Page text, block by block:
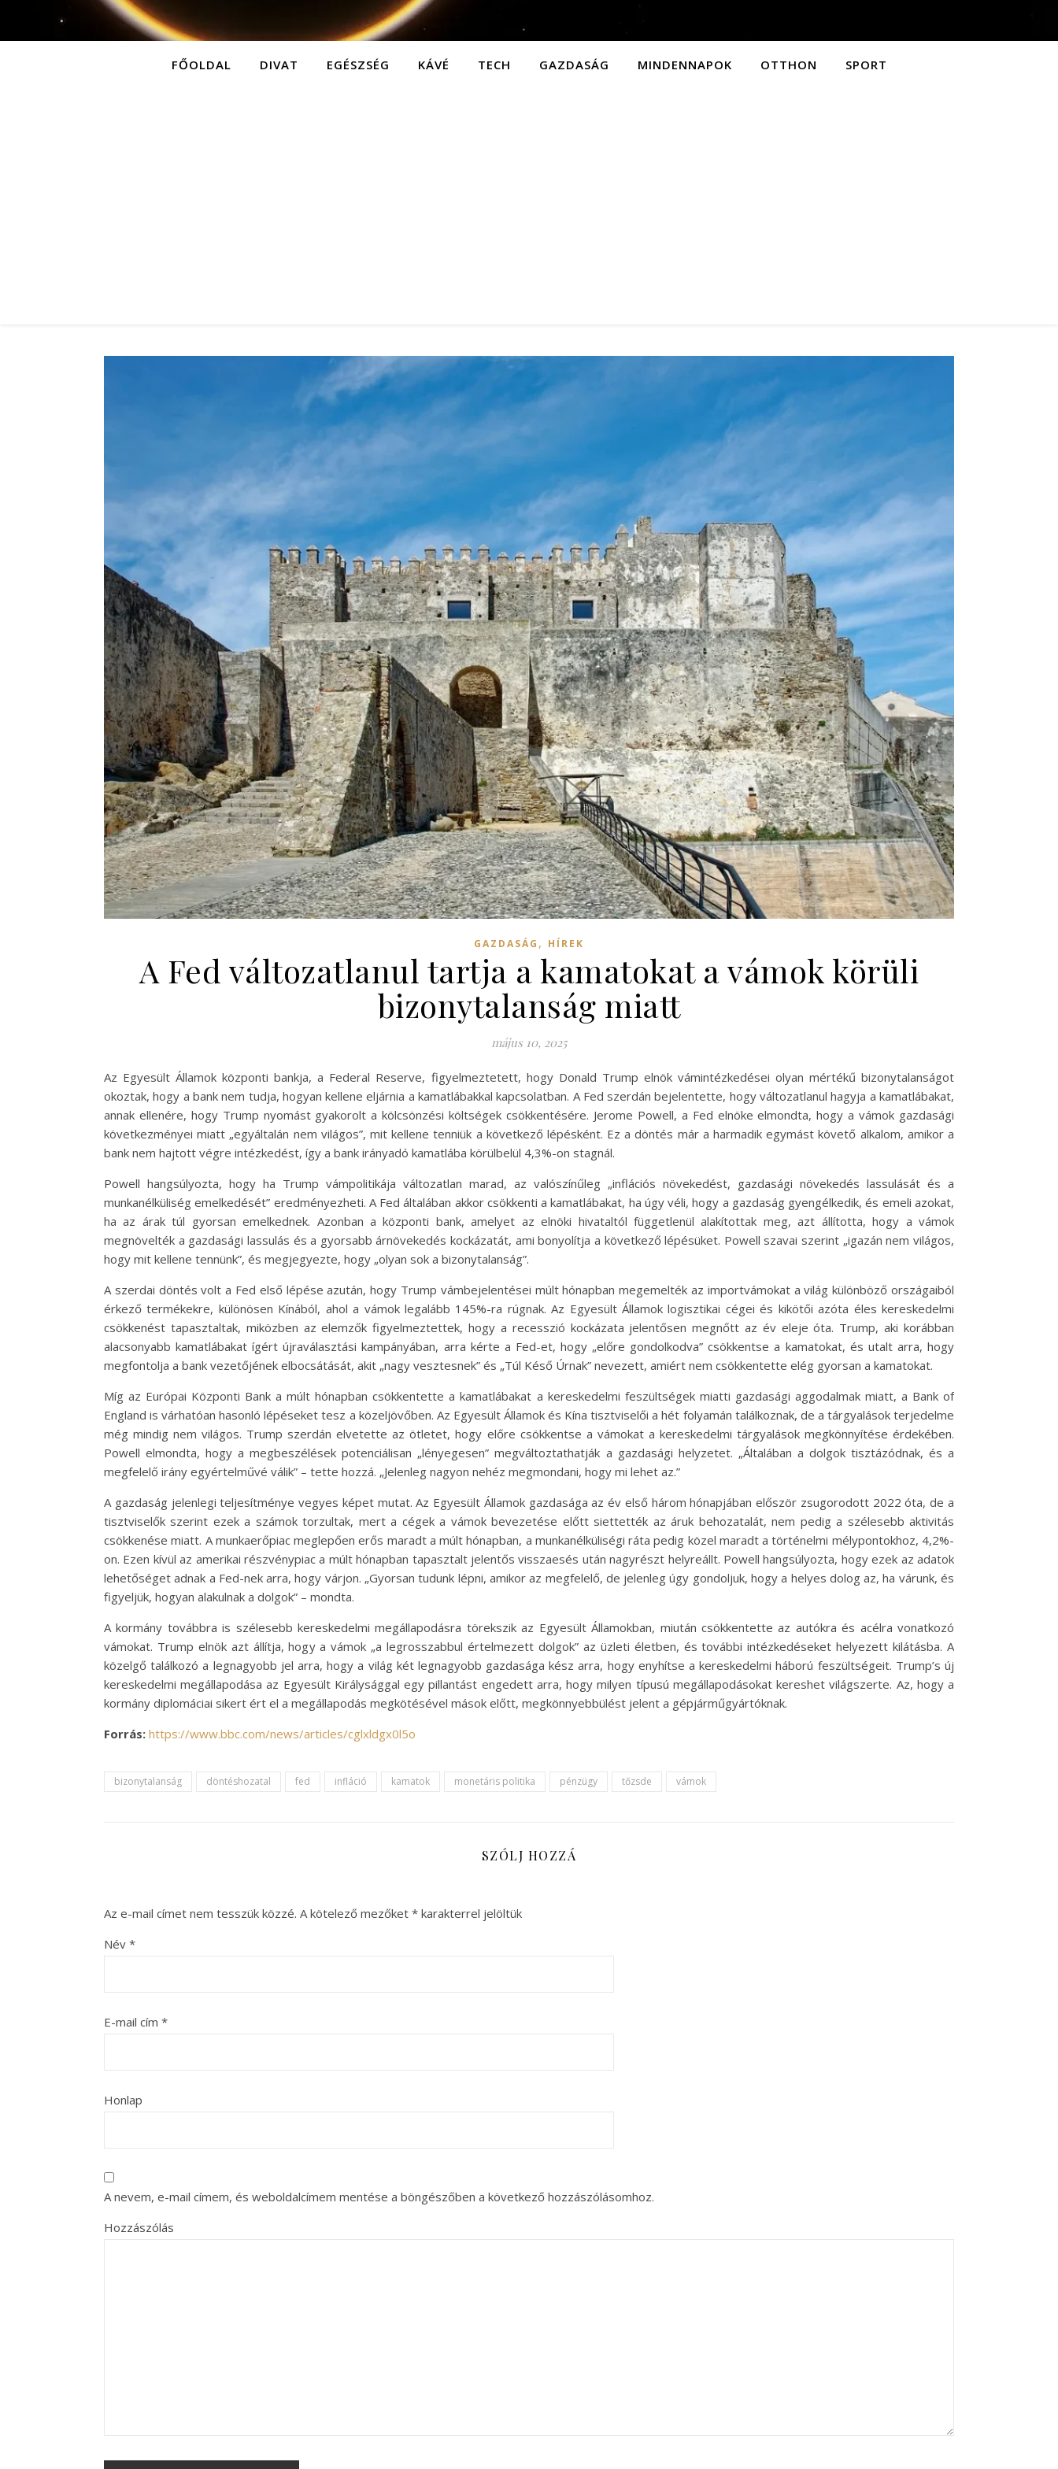
FŐOLDAL DIVAT EGÉSZSÉG KÁVÉ TECH GAZDASÁG MINDENNAPOK OTTHON SPORT
GAZDASÁG , HÍREK
A Fed változatlanul tartja a kamatokat a vámok körüli
bizonytalanság miatt
május 10, 2025
Az Egyesült Államok központi bankja, a Federal Reserve, figyelmeztetett, hogy Donald Trump elnök vámintézkedései olyan mértékű bizonytalanságot
okoztak, hogy a bank nem tudja, hogyan kellene eljárnia a kamatlábakkal kapcsolatban. A Fed szerdán bejelentette, hogy változatlanul hagyja a kamatlábakat,
annak ellenére, hogy Trump nyomást gyakorolt a kölcsönzési költségek csökkentésére. Jerome Powell, a Fed elnöke elmondta, hogy a vámok gazdasági
következményei miatt „egyáltalán nem világos”, mit kellene tenniük a következő lépésként. Ez a döntés már a harmadik egymást követő alkalom, amikor a
bank nem hajtott végre intézkedést, így a bank irányadó kamatlába körülbelül 4,3%-on stagnál.
Powell hangsúlyozta, hogy ha Trump vámpolitikája változatlan marad, az valószínűleg „inflációs növekedést, gazdasági növekedés lassulását és a
munkanélküliség emelkedését” eredményezheti. A Fed általában akkor csökkenti a kamatlábakat, ha úgy véli, hogy a gazdaság gyengélkedik, és emeli azokat,
ha az árak túl gyorsan emelkednek. Azonban a központi bank, amelyet az elnöki hivataltól függetlenül alakítottak meg, azt állította, hogy a vámok
megnövelték a gazdasági lassulás és a gyorsabb árnövekedés kockázatát, ami bonyolítja a következő lépésüket. Powell szavai szerint „igazán nem világos,
hogy mit kellene tennünk”, és megjegyezte, hogy „olyan sok a bizonytalanság”.
A szerdai döntés volt a Fed első lépése azután, hogy Trump vámbejelentései múlt hónapban megemelték az importvámokat a világ különböző országaiból
érkező termékekre, különösen Kínából, ahol a vámok legalább 145%-ra rúgnak. Az Egyesült Államok logisztikai cégei és kikötői azóta éles kereskedelmi
csökkenést tapasztaltak, miközben az elemzők figyelmeztettek, hogy a recesszió kockázata jelentősen megnőtt az év eleje óta. Trump, aki korábban
alacsonyabb kamatlábakat ígért újraválasztási kampányában, arra kérte a Fed-et, hogy „előre gondolkodva” csökkentse a kamatokat, és utalt arra, hogy
megfontolja a bank vezetőjének elbocsátását, akit „nagy vesztesnek” és „Túl Késő Úrnak” nevezett, amiért nem csökkentette elég gyorsan a kamatokat.
Míg az Európai Központi Bank a múlt hónapban csökkentette a kamatlábakat a kereskedelmi feszültségek miatti gazdasági aggodalmak miatt, a Bank of
England is várhatóan hasonló lépéseket tesz a közeljövőben. Az Egyesült Államok és Kína tisztviselői a hét folyamán találkoznak, de a tárgyalások terjedelme
még mindig nem világos. Trump szerdán elvetette az ötletet, hogy előre csökkentse a vámokat a kereskedelmi tárgyalások megkönnyítése érdekében.
Powell elmondta, hogy a megbeszélések potenciálisan „lényegesen” megváltoztathatják a gazdasági helyzetet. „Általában a dolgok tisztázódnak, és a
megfelelő irány egyértelművé válik” – tette hozzá. „Jelenleg nagyon nehéz megmondani, hogy mi lehet az.”
A gazdaság jelenlegi teljesítménye vegyes képet mutat. Az Egyesült Államok gazdasága az év első három hónapjában először zsugorodott 2022 óta, de a
tisztviselők szerint ezek a számok torzultak, mert a cégek a vámok bevezetése előtt siettették az áruk behozatalát, nem pedig a szélesebb aktivitás
csökkenése miatt. A munkaerőpiac meglepően erős maradt a múlt hónapban, a munkanélküliségi ráta pedig közel maradt a történelmi mélypontokhoz, 4,2%-
on. Ezen kívül az amerikai részvénypiac a múlt hónapban tapasztalt jelentős visszaesés után nagyrészt helyreállt. Powell hangsúlyozta, hogy ezek az adatok
lehetőséget adnak a Fed-nek arra, hogy várjon. „Gyorsan tudunk lépni, amikor az megfelelő, de jelenleg úgy gondoljuk, hogy a helyes dolog az, ha várunk, és
figyeljük, hogyan alakulnak a dolgok” – mondta.
A kormány továbbra is szélesebb kereskedelmi megállapodásra törekszik az Egyesült Államokban, miután csökkentette az autókra és acélra vonatkozó
vámokat. Trump elnök azt állítja, hogy a vámok „a legrosszabbul értelmezett dolgok” az üzleti életben, és további intézkedéseket helyezett kilátásba. A
közelgő találkozó a legnagyobb jel arra, hogy a világ két legnagyobb gazdasága kész arra, hogy enyhítse a kereskedelmi háború feszültségeit. Trump’s új
kereskedelmi megállapodása az Egyesült Királysággal egy pillantást engedett arra, hogy milyen típusú megállapodásokat kereshet világszerte. Az, hogy a
kormány diplomáciai sikert ért el a megállapodás megkötésével mások előtt, megkönnyebbülést jelent a gépjárműgyártóknak.
Forrás: https://www.bbc.com/news/articles/cglxldgx0l5o
bizonytalanság döntéshozatal fed infláció kamatok monetáris politika pénzügy tőzsde vámok
SZÓLJ HOZZÁ
Az e-mail címet nem tesszük közzé. A kötelező mezőket * karakterrel jelöltük
Név *
E-mail cím *
Honlap
A nevem, e-mail címem, és weboldalcímem mentése a böngészőben a következő hozzászólásomhoz.
Hozzászólás